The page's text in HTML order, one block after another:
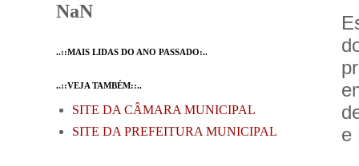
e
NaN
..::MAIS LIDAS DO ANO PASSADO:..
..::VEJA TAMBÉM::..
SITE DA CÂMARA MUNICIPAL
SITE DA PREFEITURA MUNICIPAL